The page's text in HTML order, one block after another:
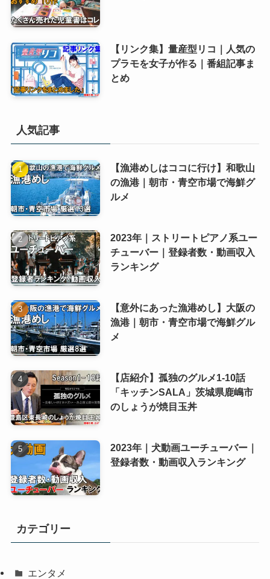
【リンク集】量産型リコ｜人気の
プラモを女子が作る｜番組記事ま
とめ
人気記事
【漁港めしはココに行け】和歌山
の漁港｜朝市・青空市場で海鮮グ
ルメ
2023年｜ストリートピアノ系ユー
チューバー｜登録者数・動画収入
ランキング
【意外にあった漁港めし】大阪の
漁港｜朝市・青空市場で海鮮グル
メ
【店紹介】孤独のグルメ1-10話
「キッチンSALA」茨城県鹿嶋市
のしょうが焼目玉丼
2023年｜犬動画ユーチューバー｜
登録者数・動画収入ランキング
カテゴリー
エンタメ